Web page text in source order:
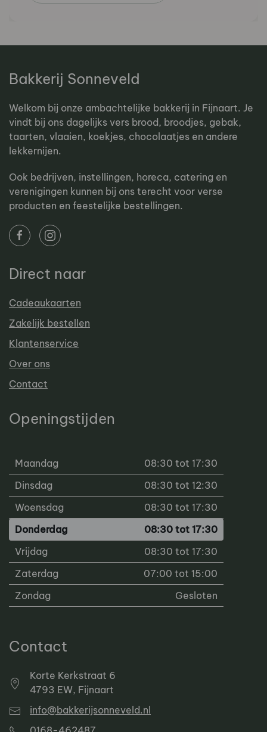
Bakkerij Sonneveld
Welkom bij onze ambachtelijke bakkerij in Fijnaart. Je
vindt bij ons dagelijks vers brood, broodjes, gebak,
taarten, vlaaien, koekjes, chocolaatjes en andere
lekkernijen.
Ook bedrijven, instellingen, horeca, catering en
verenigingen kunnen bij ons terecht voor verse
producten en feestelijke bestellingen.
Direct naar
Cadeaukaarten
Zakelijk bestellen
Klantenservice
Over ons
Contact
Openingstijden
Maandag
08:30 tot 17:30
Dinsdag
08:30 tot 12:30
Woensdag
08:30 tot 17:30
Donderdag
08:30 tot 17:30
Vrijdag
08:30 tot 17:30
Zaterdag
07:00 tot 15:00
Zondag
Gesloten
Contact
Korte Kerkstraat 6
4793 EW, Fijnaart
info@bakkerijsonneveld.nl